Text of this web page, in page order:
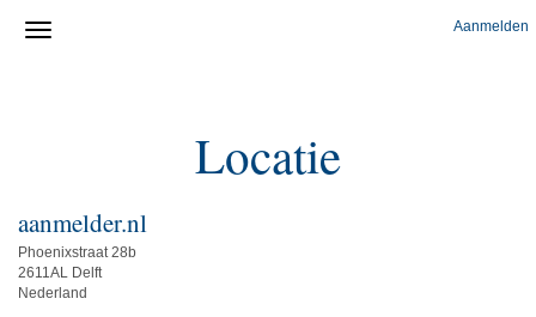
Aanmelden
Locatie
aanmelder.nl
Phoenixstraat 28b
2611AL Delft
Nederland